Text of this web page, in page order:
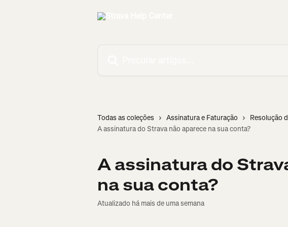
Todas as coleções Assinatura e Faturação
Resolução
A assinatura do Strava não aparece na sua conta?
A assinatura do
na sua conta?
Atualizado há mais de uma semana